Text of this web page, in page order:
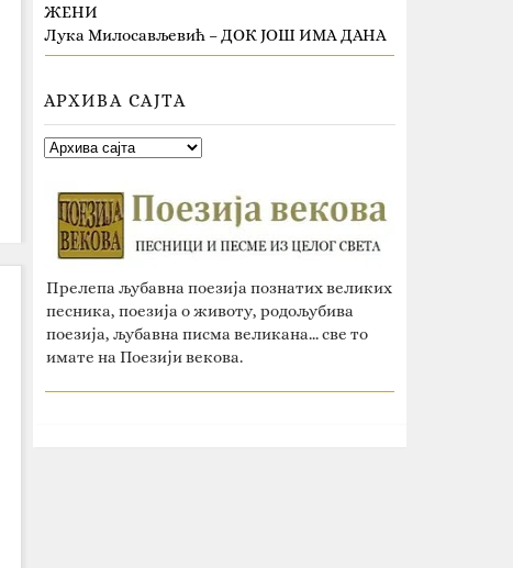
ЖЕНИ
Лука Милосављевић – ДОК ЈОШ ИМА ДАНА
АРХИВА САЈТА
Прелепа љубавна поезија познатих великих
песника, поезија о животу, родољубива
поезија, љубавна писма великана... све то
имате на Поезији векова.